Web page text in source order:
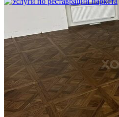
ВИДЕО-ИНСТРУКЦИЯ:
покрытые маслом и твердым
ремонта и восстановления
Читать полностью
02.02.2026
ПОЛЫ, ПОКРЫТЫЕ МАСЛОМ.
НЕБОЛЬШИХ ПОТЕРТОСТЕЙ
Читать полностью
12.01.2026